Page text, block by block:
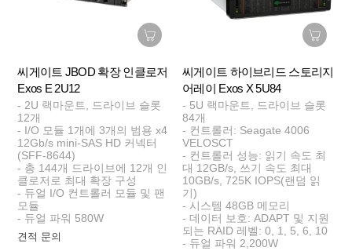
씨게이트 JBOD 확장 인클로저
Exos E 2U12
- 2U 랙마운트, 드라이브 슬롯
12개
- I/O 모듈 1개에 3개의 범용 x4
12Gb/s mini-SAS HD 커넥터
(SFF-8644)
- 총 144개 드라이브에 12개 인
클로저로 최대 확장 구성
- 듀얼 I/O 컨트롤러 모듈 및 팬
모듈
- 듀얼 파워 580W
견적 문의
씨게이트 하이브리드 스토리지
어레이 Exos X 5U84
- 5U 랙마운트, 드라이브 슬롯
84개
- 컨트롤러: Seagate 4006
VELOSCT
- 컨트롤러 성능: 읽기 속도 최
대 12GB/s, 쓰기 속도 최대
10GB/s, 725K IOPS(랜덤 읽
기)
- 시스템 48GB 메모리
- 데이터 보호: ADAPT 및 지원
되는 RAID 레벨: 0, 1, 5, 6, 10
- 듀얼 파워 2,200W